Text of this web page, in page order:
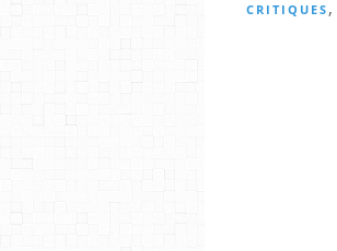
CRITIQUES ,